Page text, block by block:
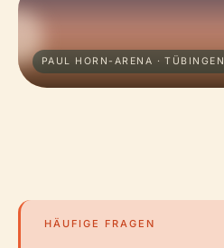
PAUL HORN-ARENA · TÜBINGEN
HÄUFIGE FRAGEN